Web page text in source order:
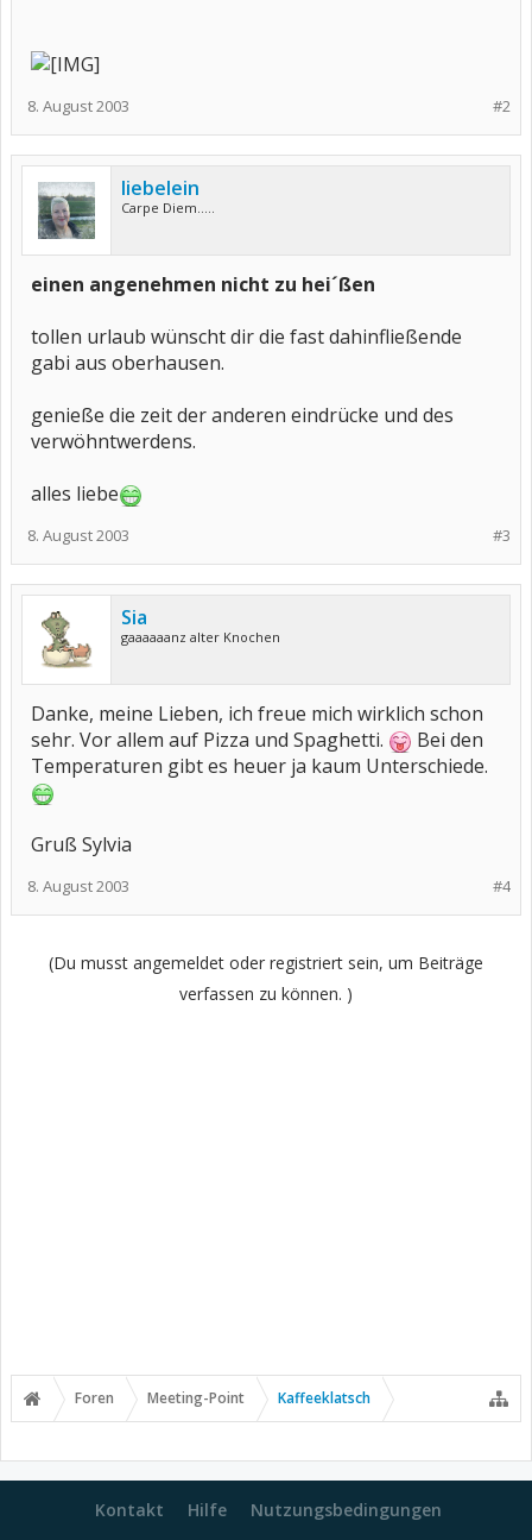
#2
8. August 2003
liebelein
Carpe Diem.....
einen angenehmen nicht zu hei´ßen
tollen urlaub wünscht dir die fast dahinfließende
gabi aus oberhausen.
genieße die zeit der anderen eindrücke und des
verwöhntwerdens.
alles liebe
#3
8. August 2003
Sia
gaaaaaanz alter Knochen
Danke, meine Lieben, ich freue mich wirklich schon
sehr. Vor allem auf Pizza und Spaghetti.
Bei den
Temperaturen gibt es heuer ja kaum Unterschiede.
Gruß Sylvia
#4
8. August 2003
(Du musst angemeldet oder registriert sein, um Beiträge
verfassen zu können. )
Foren Meeting-Point Kaffeeklatsch
Kontakt Hilfe Nutzungsbedingungen